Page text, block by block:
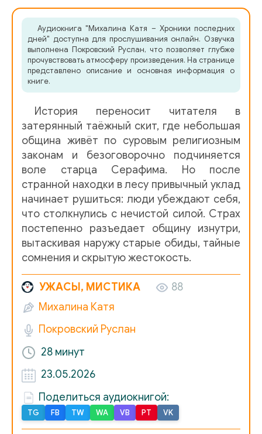
Аудиокнига "Михалина Катя – Хроники последних
дней" доступна для прослушивания онлайн. Озвучка
выполнена Покровский Руслан, что позволяет глубже
прочувствовать атмосферу произведения. На странице
представлено описание и основная информация о
книге.
История переносит читателя в
затерянный таёжный скит, где небольшая
община живёт по суровым религиозным
законам и безоговорочно подчиняется
воле старца Серафима. Но после
странной находки в лесу привычный уклад
начинает рушиться: люди убеждают себя,
что столкнулись с нечистой силой. Страх
постепенно разъедает общину изнутри,
вытаскивая наружу старые обиды, тайные
сомнения и скрытую жестокость.
УЖАСЫ, МИСТИКА
88
Михалина Катя
Покровский Руслан
28 минут
23.05.2026
Поделиться аудиокнигой:
TG FB TW WA VB PT VK